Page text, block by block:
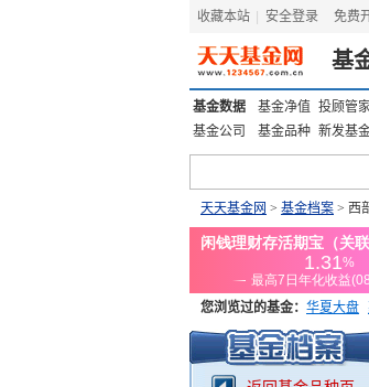
收藏本站 安全登录 免费
基
基金数据 基金净值 投顾管
基金公司
基金品种 新发基
天天基金网 > 基金档案 > 西
您浏览过的基金： 华夏大盘
添富优势 华安宏利 上证180